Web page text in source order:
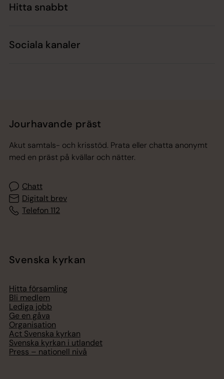
Hitta snabbt
Sociala kanaler
Jourhavande präst
Akut samtals- och krisstöd. Prata eller chatta anonymt
med en präst på kvällar och nätter.
Chatt
Digitalt brev
Telefon 112
Svenska kyrkan
Hitta församling
Bli medlem
Lediga jobb
Ge en gåva
Organisation
Act Svenska kyrkan
Svenska kyrkan i utlandet
Press – nationell nivå